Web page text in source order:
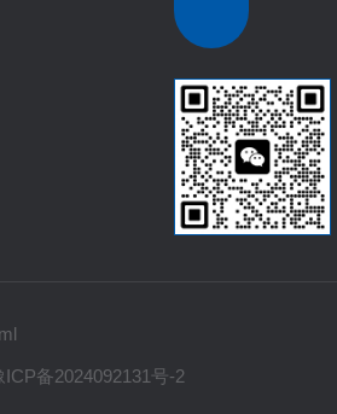
ICP备2024092131号-2